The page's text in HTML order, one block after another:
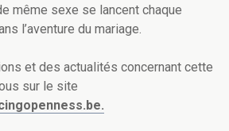
même sexe se lancent chaque
l’aventure du mariage.
et des actualités concernant cette
sur le site